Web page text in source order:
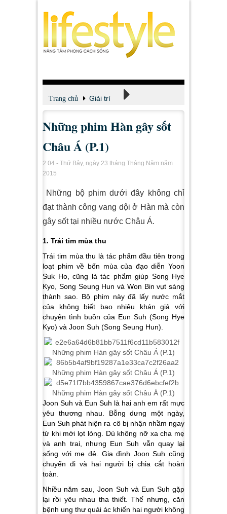
Trang chủ Giải trí
Xem - Nghe - Đọc
Những phim Hàn gây sốt
Châu Á (P.1)
2:04 - Thứ Bảy, ngày 23 tháng Tháng Năm năm
2015
Những bộ phim dưới đây không chỉ
đạt thành công vang dội ở Hàn mà còn
gây sốt tại nhiều nước Châu Á.
1. Trái tim mùa thu
Trái tim mùa thu là tác phẩm đầu tiên trong
loạt phim về bốn mùa của đạo diễn Yoon
Suk Ho, cũng là tác phẩm giúp Song Hye
Kyo, Song Seung Hun và Won Bin vụt sáng
thành sao. Bộ phim này đã lấy nước mắt
của không biết bao nhiêu khán giả với
chuyện tình buồn của Eun Suh (Song Hye
Kyo) và Joon Suh (Song Seung Hun).
Joon Suh và Eun Suh là hai anh em rất mực
yêu thương nhau. Bỗng dưng một ngày,
Eun Suh phát hiện ra cô bị nhận nhầm ngay
từ khi mới lọt lòng. Dù không nỡ xa cha mẹ
và anh trai, nhưng Eun Suh vẫn quay lại
sống với mẹ đẻ. Gia đình Joon Suh cũng
chuyển đi và hai người bị chia cắt hoàn
toàn.
Nhiều năm sau, Joon Suh và Eun Suh gặp
lại rồi yêu nhau tha thiết. Thế nhưng, căn
bệnh ung thư quái ác khiến hai người không